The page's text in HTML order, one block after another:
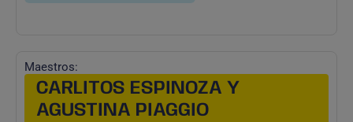
Maestros:
CARLITOS ESPINOZA Y
AGUSTINA PIAGGIO